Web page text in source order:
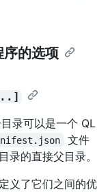
序的选项
录可以是一个 QL
文件
录的直接父目录。
义了它们之间的优